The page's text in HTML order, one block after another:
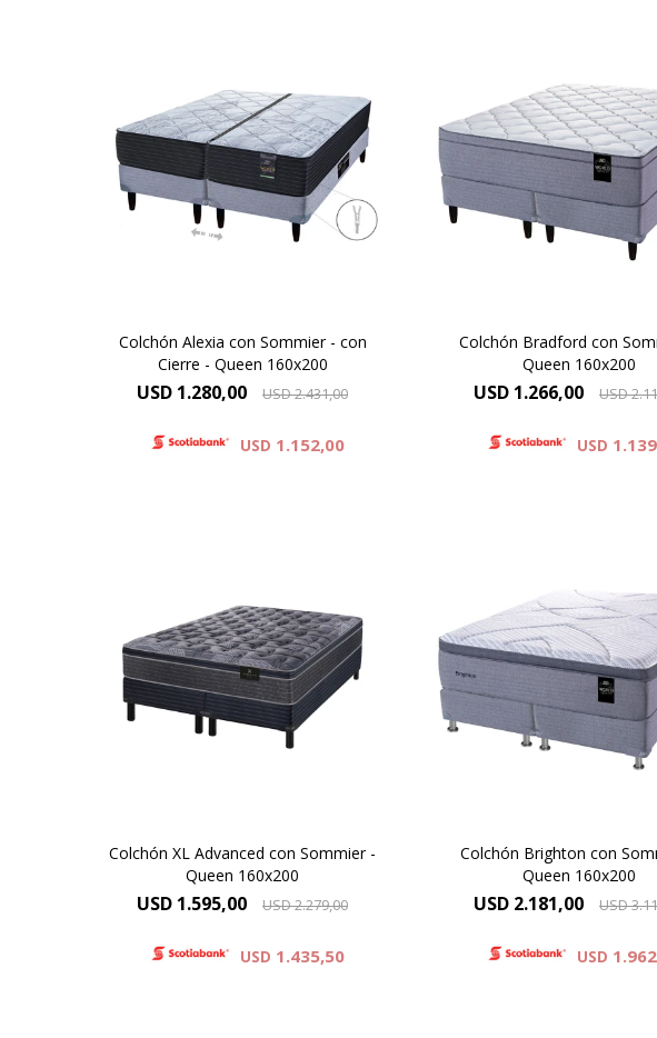
Modelo Alexia con cierre para
separar en 2 camas.
Colchón Alexia con Sommier - con
Cierre - Queen 160x200
USD 1.280,00 USD2.431,00
USD 1.152,00
Europillow compuesto
espumas premium y
tejido de punto
Altura de colchón 29 cm y
la suma del colchón y el
Colchón Bradford con
Queen 160x200
USD 1.266,00 USD
USD
Europillow cubierto por tejido de
punto matelaseado. Resortes LFK
combinados con espuma
viscoelástica. Altura de colchón 29
cm y 66 cm la suma del colchón y
el sommier.
Colchón XL Advanced con Sommier -
Queen 160x200
USD 1.595,00 USD2.279,00
USD 1.435,50
Pillow top cubierto por
punto de alto gramaje, con
de espuma premium.
colchón 35 cm y 72 cm la
del colchón y el
Colchón Brighton con
Queen 160x200
USD 2.181,00 USD
USD